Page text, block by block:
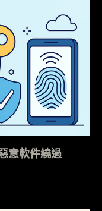
意軟件繞過